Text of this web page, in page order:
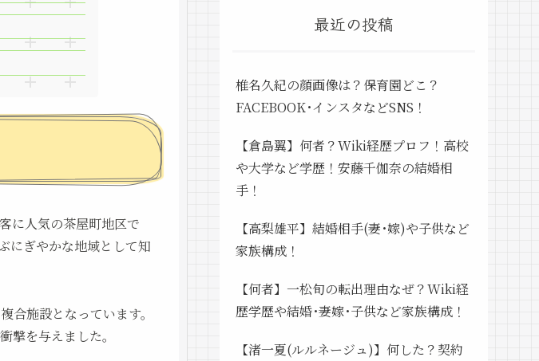
に人気の茶屋町地区で
にぎやかな地域として知
合施設となっています。
撃を与えました。
最近の投稿
椎名久紀の顔画像は？保育園どこ？
FACEBOOK･インスタなどSNS！
【倉島翼】何者？Wiki経歴プロフ！高校
や大学など学歴！安藤千伽奈の結婚相
手！
【高梨雄平】結婚相手(妻･嫁)や子供など
家族構成！
【何者】一松旬の転出理由なぜ？Wiki経
歴学歴や結婚･妻嫁･子供など家族構成！
【渚一夏(ルルネージュ)】何した？契約